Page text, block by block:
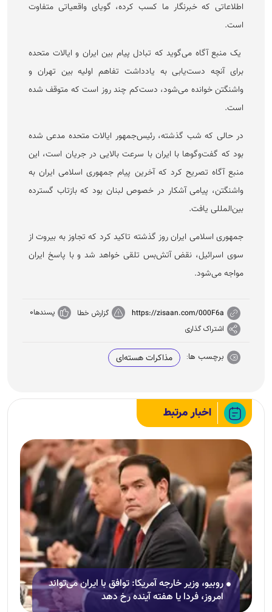
اطلاعاتی که خبرنگار ما کسب کرده، گویای واقعیاتی متفاوت
است.
یک منبع آگاه می‌گوید که تبادل پیام بین ایران و ایالات متحده
برای آنچه دست‌یابی به یادداشت تفاهم اولیه بین تهران و
واشنگتن خوانده می‌شود، دست‌کم چند روز است که متوقف شده
است.
در حالی که شب گذشته، رئیس‌جمهور ایالات متحده مدعی شده
بود که گفت‌و‌گو‌ها با ایران با سرعت بالایی در جریان است، این
منبع آگاه تصریح کرد که آخرین پیام جمهوری اسلامی ایران به
واشنگتن، پیامی آشکار در خصوص لبنان بود که بازتاب گسترده
بین‌المللی یافت.
جمهوری اسلامی ایران روز گذشته تاکید کرد که تجاوز به بیروت از
سوی اسرائیل، نقض آتش‌بس تلقی خواهد شد و با پاسخ ایران
مواجه می‌شود.
https://zisaan.com/000F6a گزارش خطا پسندها0
اشتراک گذاری
برچسب ها: مذاکرات هسته‌ای
اخبار مرتبط
روبیو، وزیر خارجه آمریکا: توافق با ایران می‌تواند
امروز، فردا یا هفته آینده رخ دهد